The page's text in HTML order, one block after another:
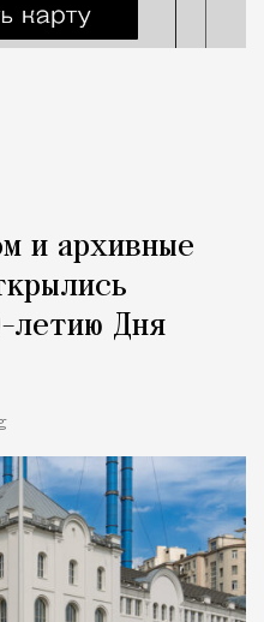
и архивные
летию Дня